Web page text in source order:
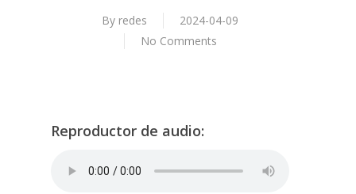
By redes
2024-04-09
No Comments
Reproductor de audio: